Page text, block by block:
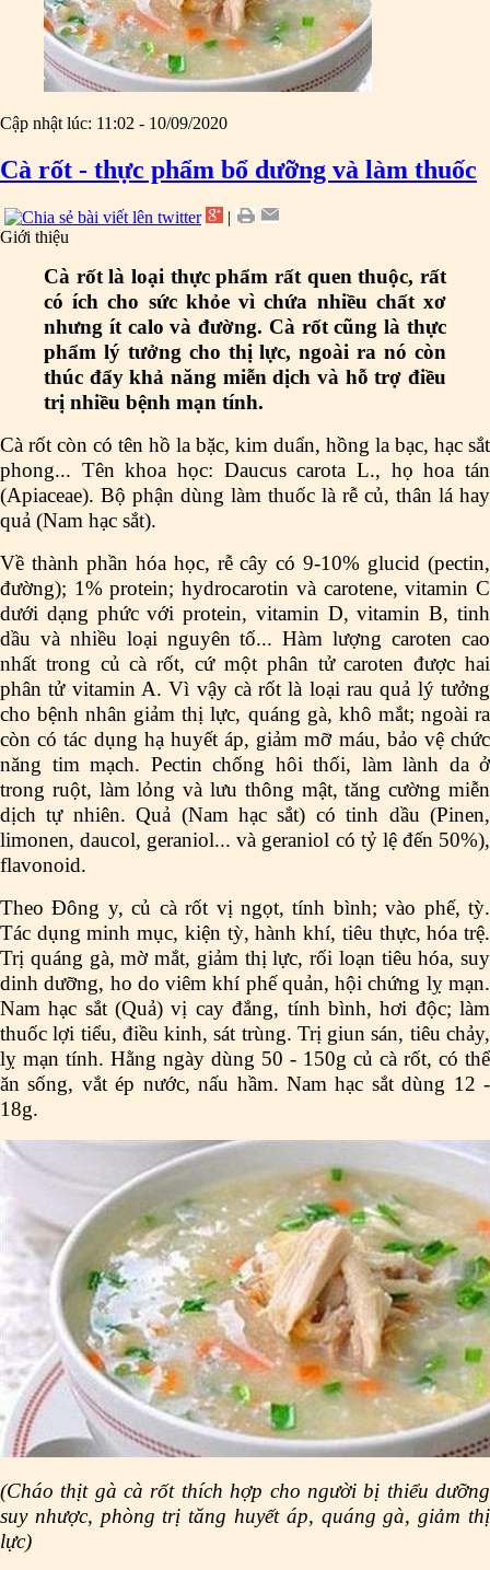
Cập nhật lúc: 11:02 - 10/09/2020
Cà rốt - thực phẩm bổ dưỡng và làm thuốc
|
Giới thiệu
Cà rốt là loại thực phẩm rất quen thuộc, rất
có ích cho sức khỏe vì chứa nhiều chất xơ
nhưng ít calo và đường. Cà rốt cũng là thực
phẩm lý tưởng cho thị lực, ngoài ra nó còn
thúc đẩy khả năng miễn dịch và hỗ trợ điều
trị nhiều bệnh mạn tính.
Cà rốt còn có tên hồ la bặc, kim duẩn, hồng la bạc, hạc sắt
phong... Tên khoa học: Daucus carota L., họ hoa tán
(Apiaceae). Bộ phận dùng làm thuốc là rễ củ, thân lá hay
quả (Nam hạc sắt).
Về thành phần hóa học, rễ cây có 9-10% glucid (pectin,
đường); 1% protein; hydrocarotin và carotene, vitamin C
dưới dạng phức với protein, vitamin D, vitamin B, tinh
dầu và nhiều loại nguyên tố... Hàm lượng caroten cao
nhất trong củ cà rốt, cứ một phân tử caroten được hai
phân tử vitamin A. Vì vậy cà rốt là loại rau quả lý tưởng
cho bệnh nhân giảm thị lực, quáng gà, khô mắt; ngoài ra
còn có tác dụng hạ huyết áp, giảm mỡ máu, bảo vệ chức
năng tim mạch. Pectin chống hôi thối, làm lành da ở
trong ruột, làm lỏng và lưu thông mật, tăng cường miễn
dịch tự nhiên. Quả (Nam hạc sắt) có tinh dầu (Pinen,
limonen, daucol, geraniol... và geraniol có tỷ lệ đến 50%),
flavonoid.
Theo Đông y, củ cà rốt vị ngọt, tính bình; vào phế, tỳ.
Tác dụng minh mục, kiện tỳ, hành khí, tiêu thực, hóa trệ.
Trị quáng gà, mờ mắt, giảm thị lực, rối loạn tiêu hóa, suy
dinh dưỡng, ho do viêm khí phế quản, hội chứng lỵ mạn.
Nam hạc sắt (Quả) vị cay đắng, tính bình, hơi độc; làm
thuốc lợi tiểu, điều kinh, sát trùng. Trị giun sán, tiêu chảy,
lỵ mạn tính. Hằng ngày dùng 50 - 150g củ cà rốt, có thể
ăn sống, vắt ép nước, nấu hầm. Nam hạc sắt dùng 12 -
18g.
(Cháo thịt gà cà rốt thích hợp cho người bị thiểu dưỡng
suy nhược, phòng trị tăng huyết áp, quáng gà, giảm thị
lực)